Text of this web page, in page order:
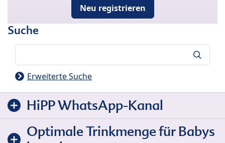
Neu registrieren
Suche
Erweiterte Suche
HiPP WhatsApp-Kanal
Optimale Trinkmenge für Babys